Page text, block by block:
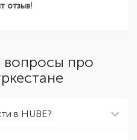
отзыв!
вопросы про
в HUBE?